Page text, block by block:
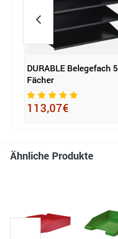
DURABLE Belegefach 5
Fächer
113,07€
Ähnliche Produkte